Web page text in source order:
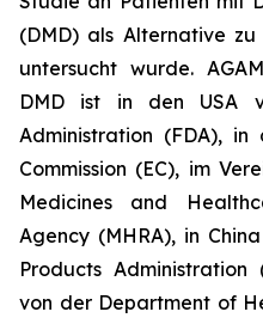
(DMD) als Alternative
untersucht wurde.
DMD ist in den USA
Administration (FDA),
Commission (EC), im
Medicines and
Agency (MHRA), in
Products
von der Department of